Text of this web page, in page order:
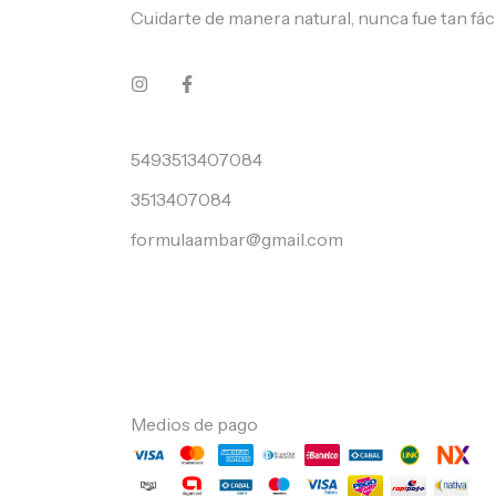
Cuidarte de manera natural, nunca fue tan
5493513407084
3513407084
formulaambar@gmail.com
Medios de pago